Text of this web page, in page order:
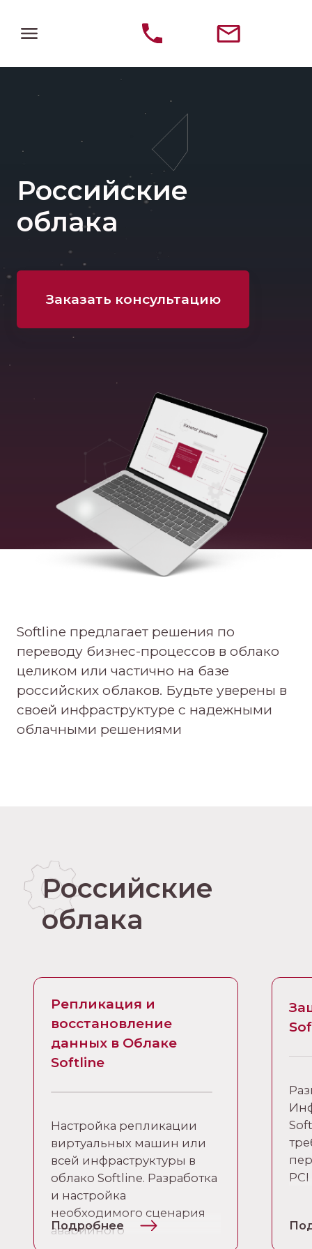
Российские
облака
Заказать консультацию
Softline предлагает решения по
переводу бизнес-процессов в облако
целиком или частично на базе
российских облаков. Будьте уверены в
своей инфраструктуре с надежными
облачными решениями
Российские
облака
Репликация и
восстановление
данных в Облаке
Softline
Настройка репликации
виртуальных машин или
всей инфраструктуры в
облако Softline. Разработка
и настройка
необходимого сценария
аварийного
Подробнее
PCI